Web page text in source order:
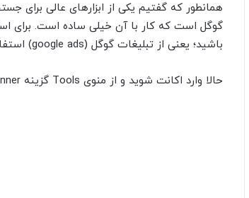
گوگل است که کار با آن خیلی ساده است. برای
باشید؛ یعنی از تبلیغات گوگل (google ads) استفاده کرده باشید.
حالا وارد اکانت شوید و از منوی Tools گزینه Keyword planner را انتخاب کنید.